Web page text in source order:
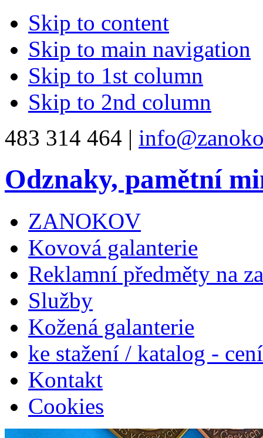
Skip to content
Skip to main navigation
Skip to 1st column
Skip to 2nd column
483 314 464 |
Odznaky, pamětní
ZANOKOV
Kovová galanterie
Reklamní předměty na
Služby
Kožená galanterie
ke stažení / katalog -
Kontakt
Cookies